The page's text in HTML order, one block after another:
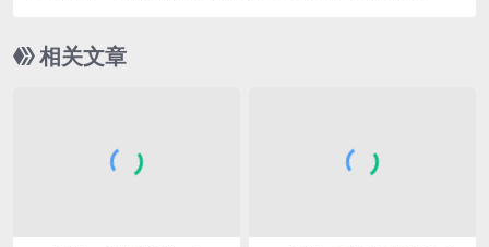
相关文章